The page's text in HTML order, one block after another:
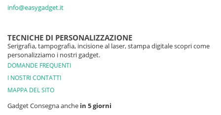
info@easygadget.it
TECNICHE DI PERSONALIZZAZIONE
Serigrafia, tampografia, incisione al laser, stampa digitale scopri come
personalizziamo i nostri gadget.
DOMANDE FREQUENTI
I NOSTRI CONTATTI
MAPPA DEL SITO
Gadget Consegna anche in 5 giorni